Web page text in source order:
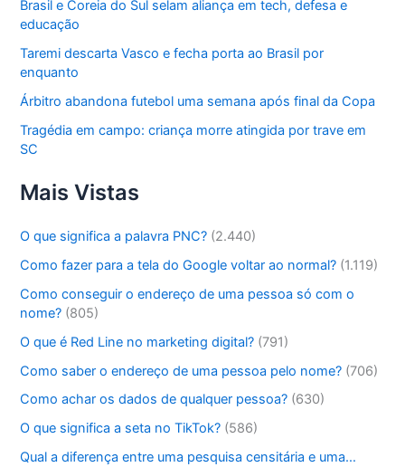
Brasil e Coreia do Sul selam aliança em tech, defesa e
educação
Taremi descarta Vasco e fecha porta ao Brasil por
enquanto
Árbitro abandona futebol uma semana após final da Copa
Tragédia em campo: criança morre atingida por trave em
SC
Mais Vistas
O que significa a palavra PNC? (2.440)
Como fazer para a tela do Google voltar ao normal? (1.119)
Como conseguir o endereço de uma pessoa só com o
nome? (805)
O que é Red Line no marketing digital? (791)
Como saber o endereço de uma pessoa pelo nome? (706)
Como achar os dados de qualquer pessoa? (630)
O que significa a seta no TikTok? (586)
Qual a diferença entre uma pesquisa censitária e uma…